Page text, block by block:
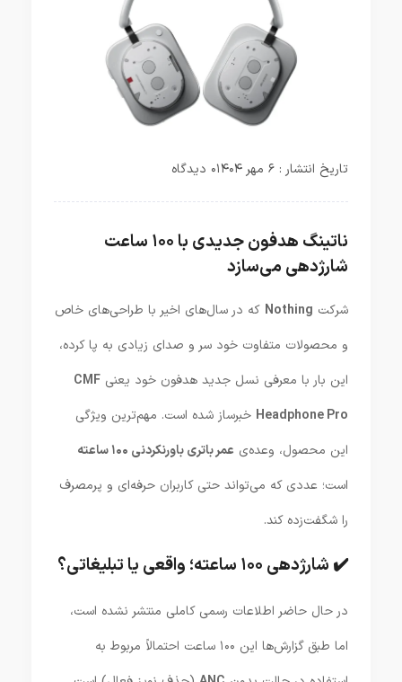
تاریخ انتشار : ۶ مهر ۱۴۰۴ ۰ دیدگاه
ناتینگ هدفون جدیدی با ۱۰۰ ساعت
شارژدهی می‌سازد
شرکت Nothing که در سال‌های اخیر با طراحی‌های خاص
و محصولات متفاوت خود سر و صدای زیادی به پا کرده،
این بار با معرفی نسل جدید هدفون خود یعنی CMF
Headphone Pro خبرساز شده است. مهم‌ترین ویژگی
این محصول، وعده‌ی عمر باتری باورنکردنی ۱۰۰ ساعته
است؛ عددی که می‌تواند حتی کاربران حرفه‌ای و پرمصرف
را شگفت‌زده کند.
✔️ شارژدهی ۱۰۰ ساعته؛ واقعی یا تبلیغاتی؟
در حال حاضر اطلاعات رسمی کاملی منتشر نشده است،
اما طبق گزارش‌ها این ۱۰۰ ساعت احتمالاً مربوط به